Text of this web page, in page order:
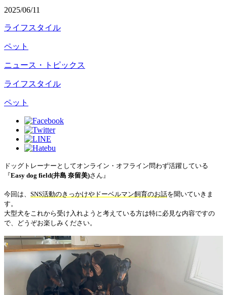
2025/06/11
ライフスタイル
ペット
ニュース・トピックス
ライフスタイル
ペット
ドッグトレーナーとしてオンライン・オフライン問わず活躍している
『Easy dog field(井島 奈留美)さん』
今回は、 SNS活動のきっかけやドーベルマン飼育のお話を聞いていきま
す。
大型犬をこれから受け入れようと考えている方は特に必見な内容ですの
で、どうぞお楽しみください。